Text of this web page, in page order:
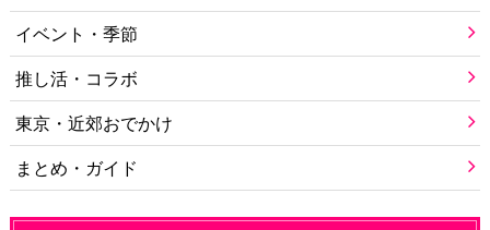
イベント・季節
推し活・コラボ
東京・近郊おでかけ
まとめ・ガイド